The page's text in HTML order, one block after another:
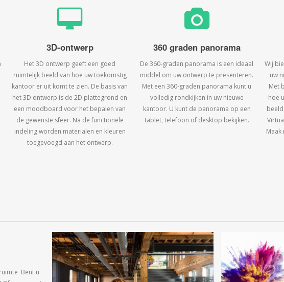
3D-ontwerp
Het 3D ontwerp geeft een goed
ruimtelijk beeld van hoe uw toekomstig
kantoor er uit komt te zien. De basis van
het 3D ontwerp is de 2D plattegrond en
een moodboard voor het bepalen van
de gewenste sfeer. Na de functionele
indeling worden materialen en kleuren
toegevoegd aan het ontwerp.
360 graden panorama
De 360-graden panorama is een ideaal
middel om uw ontwerp te presenteren.
Met een 360-graden panorama kunt u
volledig rondkijken in uw nieuwe
kantoor. U kunt de panorama op een
tablet, telefoon of desktop bekijken.
Wij
uw
Met
hoe
Maak
Bent u